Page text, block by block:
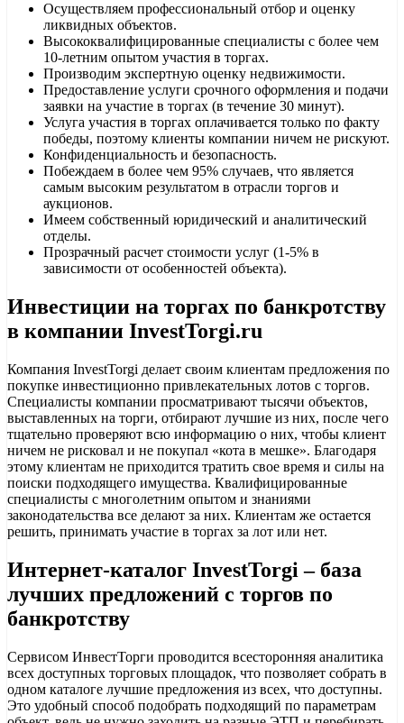
Осуществляем профессиональный отбор и оценку
ликвидных объектов.
Высококвалифицированные специалисты с более чем
10-летним опытом участия в торгах.
Производим экспертную оценку недвижимости.
Предоставление услуги срочного оформления и подачи
заявки на участие в торгах (в течение 30 минут).
Услуга участия в торгах оплачивается только по факту
победы, поэтому клиенты компании ничем не рискуют.
Конфиденциальность и безопасность.
Побеждаем в более чем 95% случаев, что является
самым высоким результатом в отрасли торгов и
аукционов.
Имеем собственный юридический и аналитический
отделы.
Прозрачный расчет стоимости услуг (1-5% в
зависимости от особенностей объекта).
Инвестиции на торгах по банкротству
в компании InvestTorgi.ru
Компания InvestTorgi делает своим клиентам предложения по
покупке инвестиционно привлекательных лотов с торгов.
Специалисты компании просматривают тысячи объектов,
выставленных на торги, отбирают лучшие из них, после чего
тщательно проверяют всю информацию о них, чтобы клиент
ничем не рисковал и не покупал «кота в мешке». Благодаря
этому клиентам не приходится тратить свое время и силы на
поиски подходящего имущества. Квалифицированные
специалисты с многолетним опытом и знаниями
законодательства все делают за них. Клиентам же остается
решить, принимать участие в торгах за лот или нет.
Интернет-каталог InvestTorgi – база
лучших предложений с торгов по
банкротству
Сервисом ИнвестТорги проводится всесторонняя аналитика
всех доступных торговых площадок, что позволяет собрать в
одном каталоге лучшие предложения из всех, что доступны.
Это удобный способ подобрать подходящий по параметрам